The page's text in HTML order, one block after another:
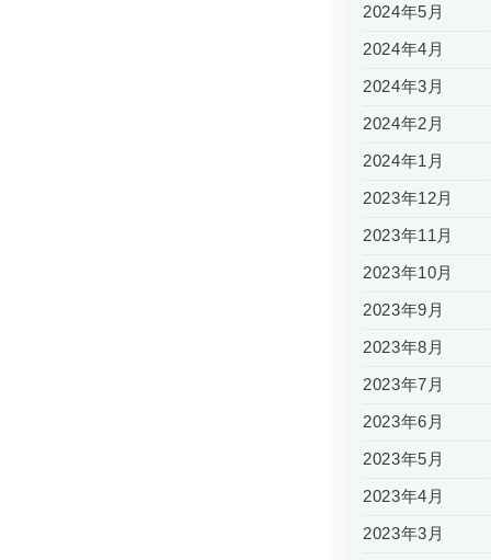
2024年5月
2024年4月
2024年3月
2024年2月
2024年1月
2023年12月
2023年11月
2023年10月
2023年9月
2023年8月
2023年7月
2023年6月
2023年5月
2023年4月
2023年3月